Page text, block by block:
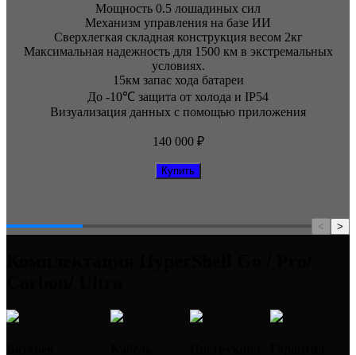
Мощность 0.5 лошадиных сил
Механизм управления на базе ИИ
Сверхлегкая складная конструкция весом 2кг
Максимальная надежность для 1500 км в экстремальных
условиях.
15км запас хода батареи
До -10℃ защита от холода и IP54
Визуализация данных с помощью приложения
140 000 ₽
Купить
< >